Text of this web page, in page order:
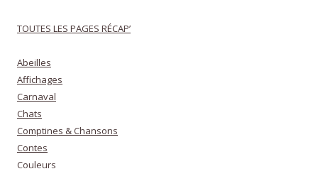
TOUTES LES PAGES RÉCAP’
Abeilles
Affichages
Carnaval
Chats
Comptines & Chansons
Contes
Couleurs